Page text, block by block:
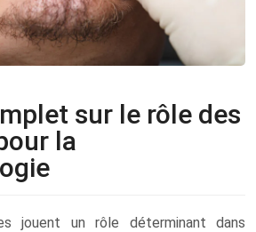
sur le rôle des
la
jouent un rôle déterminant dans